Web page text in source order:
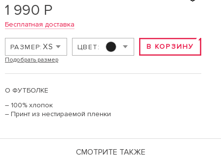
1 990 Р
Бесплатная доставка
В КОРЗИНУ
РАЗМЕР: XS ЦВЕТ:
Подобрать размер
О ФУТБОЛКЕ
– 100% хлопок
– Принт из нестираемой пленки
СМОТРИТЕ ТАКЖЕ